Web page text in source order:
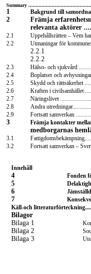
Summary
1 Bakgrund till
2
Främja
relevanta aktörer
2.1
Uppehållsrätten – Vem
2.2
Utmaningar för
2.2.1
2.2.2
2.3
Hälso- och sjukvård
2.4
Boplatser och
2.5
Skydd och rättsäkerhet
2.6
Kraften i civilsamhället
2.7
Näringslivet
2.8
Andra
2.9
Fortsatt samverkan
3 Främja kontakter
medborgarnas
3.1
3.2
Fortsatt samverkan –
Innehåll
4 Fonden
5
6
7
Käll-och
Bilagor
Bilaga 1
Bilaga 2
Bilaga 3